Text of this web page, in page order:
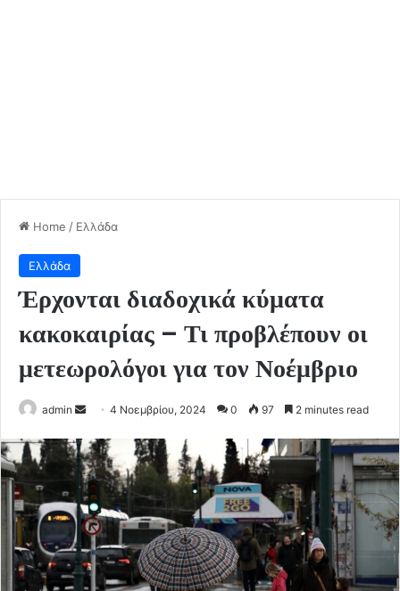
Home / Ελλάδα
Ελλάδα
Έρχονται διαδοχικά κύματα
κακοκαιρίας – Τι προβλέπουν οι
μετεωρολόγοι για τον Νοέμβριο
admin
Send
email
4 Νοεμβρίου, 2024 0 97 2 minutes read